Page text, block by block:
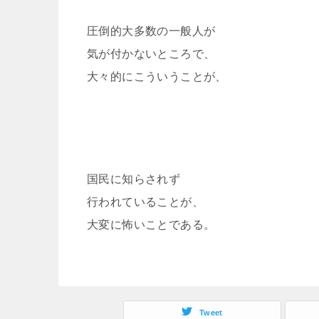
圧倒的大多数の一般人が
気が付かないところで、
大々的にこういうことが、
国民に知らされず
行われていることが、
大変に怖いことである。
Tweet